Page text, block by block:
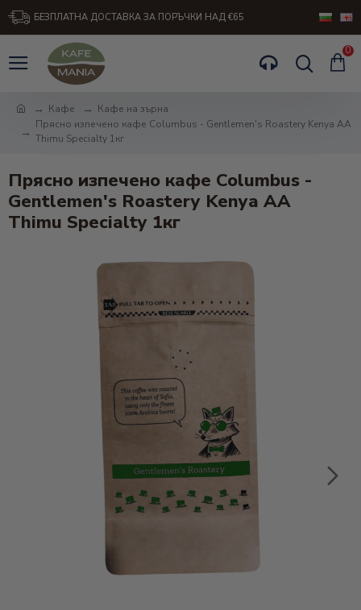
БЕЗПЛАТНА ДОСТАВКА ЗА ПОРЪЧКИ НАД €65
0
Кафе
Кафе на зърна
Прясно изпечено кафе Columbus - Gentlemen's Roastery Kenya AA
Thimu Specialty 1кг
Прясно изпечено кафе Columbus -
Gentlemen's Roastery Kenya AA
Thimu Specialty 1кг